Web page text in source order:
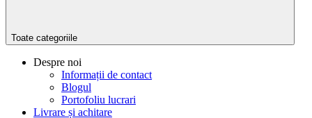
Toate categoriile
Despre noi
Informații de contact
Blogul
Portofoliu lucrari
Livrare și achitare